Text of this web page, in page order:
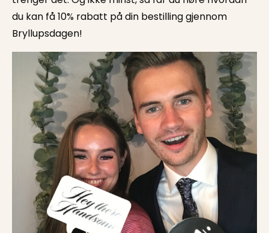
du kan få 10% rabatt på din bestilling gjennom
Bryllupsdagen!